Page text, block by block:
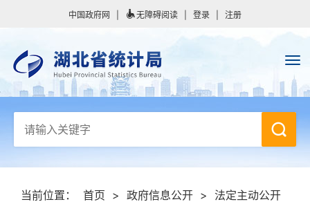
中国政府网 无障碍阅读 登录 注册
当前位置： 首页 > 政府信息公开 >
法定主动公开